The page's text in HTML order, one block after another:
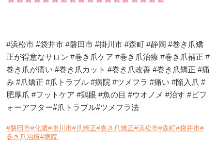
#浜松市 #袋井市 #磐田市 #掛川市 #森町 #静岡 #巻き爪矯
正が得意なサロン #巻き爪ケア #巻き爪治療 #巻き爪補正 #
巻き爪が痛い #巻き爪カット #巻き爪改善 #巻き爪矯正 #痛
み #爪矯正 #爪トラブル #病院 #ツメフラ #痛い #陥入爪 #
肥厚爪 #フットケア #鶏眼 #魚の目 #ウオノメ #治す #ビフ
ォーアフター#爪トラブル#ツメフラ法
#磐田市#化膿#掛川市#爪矯正#巻き爪矯正#浜松市#森町#袋井市#
巻き爪治療#病院